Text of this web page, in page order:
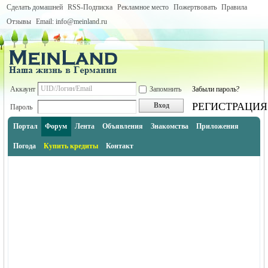
Сделать домашней RSS-Подписка Рекламное место Пожертвовать Правила
Отзывы Email: info@meinland.ru
Аккаунт Запомнить Забыли пароль?
Пароль Вход РЕГИСТРАЦИЯ
Портал Форум Лента Объявления Знакомства Приложения
Погода Купить кредиты Контакт